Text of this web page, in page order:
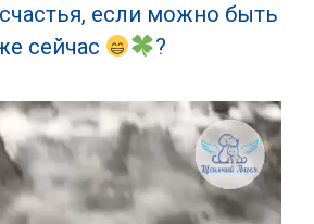
если можно быть
сейчас
?